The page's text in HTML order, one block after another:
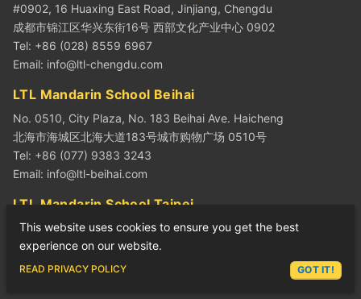
#0902, 16 Huaxing East Road, Jinjiang, Chengdu
成都市锦江区华兴东街16号 西部文化产业中心 0902
Tel: +86 (028) 8559 6967
Email: info@ltl-chengdu.com
LTL Mandarin School Beihai
No. 0510, City Plaza, No. 183 Beihai Ave. Haicheng
北海市海城区北海大道183号城市购物广场 0510号
Tel: +86 (077) 9383 3243
Email: info@ltl-beihai.com
LTL Mandarin School Taipei
No. 29, Lane 78, Section 1, Anhe Rd, Da’an, Taipei
台北市大安區安和路一段78巷29號
Tel: +886 02-27555007
This website uses cookies to ensure you get the best
experience on our website.
READ PRIVACY POLICY GOT IT!
ASK LEX